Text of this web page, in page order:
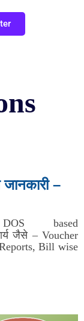
–
based
जैसे– Voucher
Bill wise